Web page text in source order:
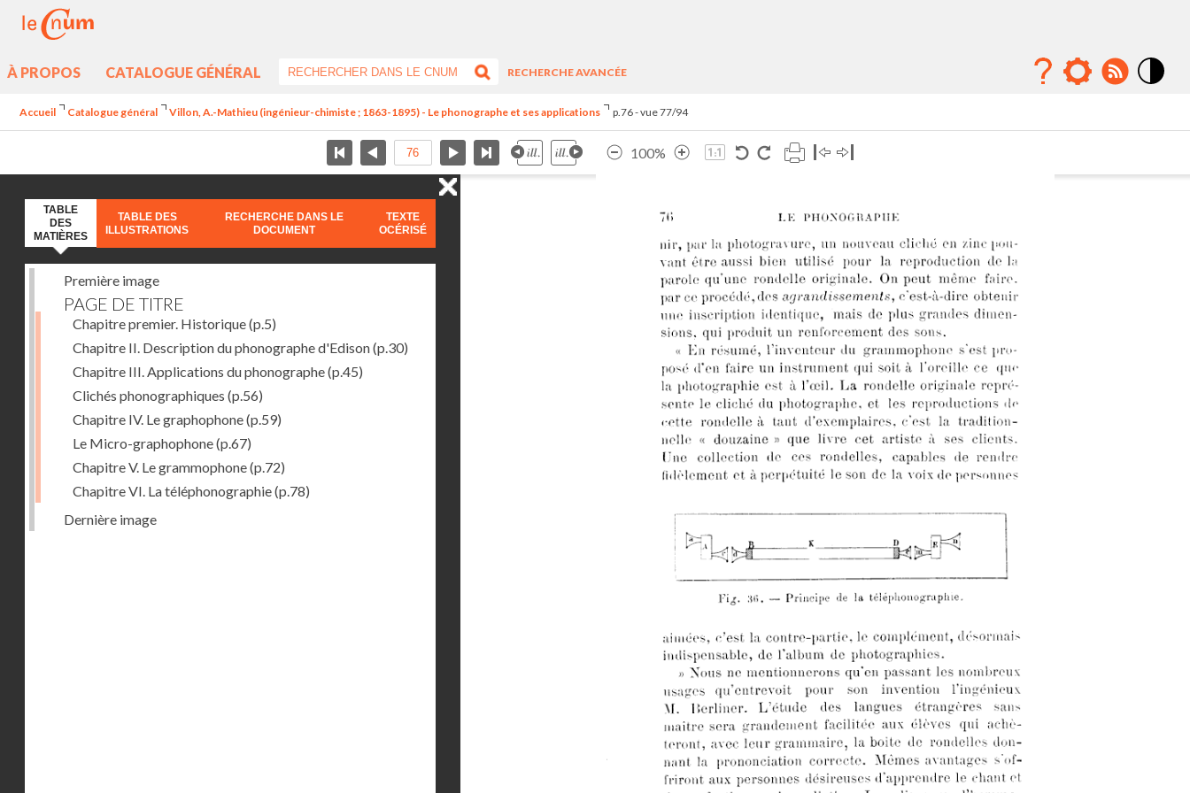
À PROPOS CATALOGUE GÉNÉRAL
RECHERCHE AVANCÉE
Accueil Catalogue général Villon, A.-Mathieu (ingénieur-chimiste ; 1863-1895) - Le phonographe et ses applications p.76 - vue 77/94
100%
TABLE
DES
MATIÈRES
TABLE DES
ILLUSTRATIONS
RECHERCHE DANS LE
DOCUMENT
TEXTE
OCÉRISÉ
Première image
PAGE DE TITRE
Chapitre premier. Historique(p.5)
Chapitre II. Description du phonographe d'Edison(p.30)
Chapitre III. Applications du phonographe(p.45)
Clichés phonographiques (p.56)
Chapitre IV. Le graphophone(p.59)
Le Micro-graphophone(p.67)
Chapitre V. Le grammophone(p.72)
Chapitre VI. La téléphonographie(p.78)
Dernière image